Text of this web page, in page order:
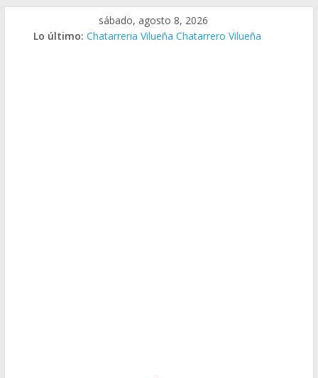
sábado, agosto 8, 2026
Lo último: Chatarreria Vilueña Chatarrero Vilueña